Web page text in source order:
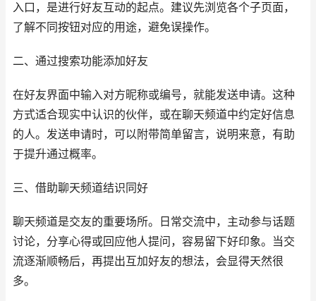
入口，是进行好友互动的起点。建议先浏览各个子页面，
了解不同按钮对应的用途，避免误操作。
二、通过搜索功能添加好友
在好友界面中输入对方昵称或编号，就能发送申请。这种
方式适合现实中认识的伙伴，或在聊天频道中约定好信息
的人。发送申请时，可以附带简单留言，说明来意，有助
于提升通过概率。
三、借助聊天频道结识同好
聊天频道是交友的重要场所。日常交流中，主动参与话题
讨论，分享心得或回应他人提问，容易留下好印象。当交
流逐渐顺畅后，再提出互加好友的想法，会显得天然很
多。